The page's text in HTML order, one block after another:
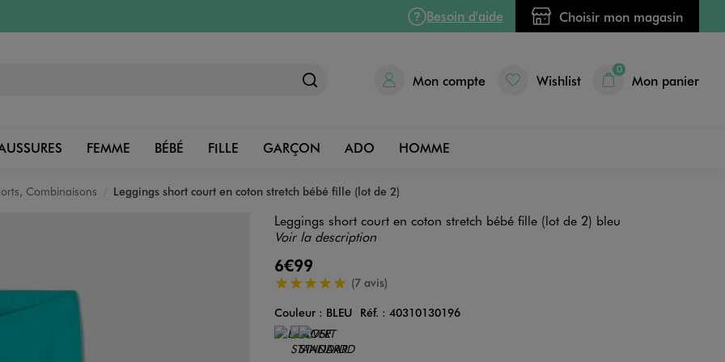
Besoin d'aide Choisir mon magasin
Mon compte Wishlist
0
Mon panier
FEMME BÉBÉ FILLE GARÇON ADO HOMME
Combinaisons Leggings short court en coton stretch bébé fille (lot de 2)
Leggings short court en coton stretch bébé fille (lot de 2) bleu
Voir la description
6€99
5/5 de moyenne(7 avis)
Couleur
Couleur : BLEU Réf. : 40310130196
Choisissez votre Couleur